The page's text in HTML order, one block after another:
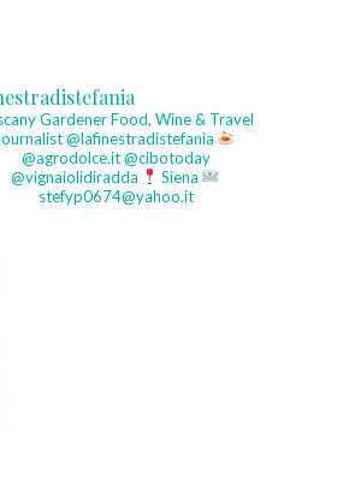
GardenerFood, Wine & Travel
@lafinestradistefania
@agrodolce.it @cibotoday
@vignaiolidiradda
Siena
stefyp0674@yahoo.it